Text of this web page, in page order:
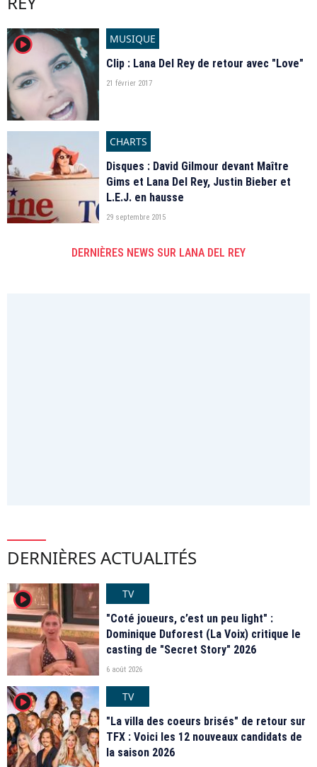
player2
MUSIQUE
Clip : Lana Del Rey de retour avec "Love"
21 février 2017
CHARTS
Disques : David Gilmour devant Maître
Gims et Lana Del Rey, Justin Bieber et
L.E.J. en hausse
29 septembre 2015
DERNIÈRES NEWS SUR LANA DEL REY
DERNIÈRES ACTUALITÉS
player2
TV
"Coté joueurs, c’est un peu light" :
Dominique Duforest (La Voix) critique le
casting de "Secret Story" 2026
6 août 2026
player2
TV
"La villa des coeurs brisés" de retour sur
TFX : Voici les 12 nouveaux candidats de
la saison 2026